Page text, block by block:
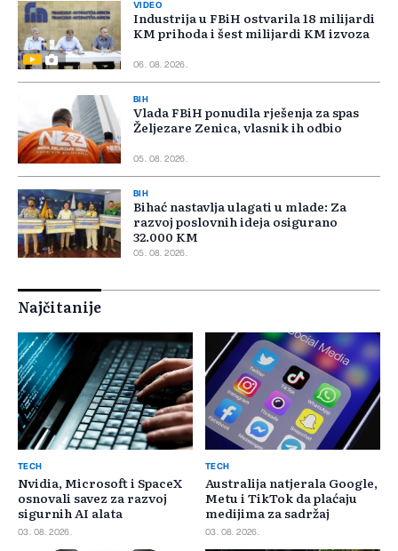
VIDEO
Industrija u FBiH ostvarila 18 milijardi
KM prihoda i šest milijardi KM izvoza
06. 08. 2026.
BIH
Vlada FBiH ponudila rješenja za spas
Željezare Zenica, vlasnik ih odbio
05. 08. 2026.
BIH
Bihać nastavlja ulagati u mlade: Za
razvoj poslovnih ideja osigurano
32.000 KM
05. 08. 2026.
Najčitanije
TECH
Nvidia, Microsoft i SpaceX
osnovali savez za razvoj
sigurnih AI alata
03. 08. 2026.
TECH
Australija natjerala Google,
Metu i TikTok da plaćaju
medijima za sadržaj
03. 08. 2026.